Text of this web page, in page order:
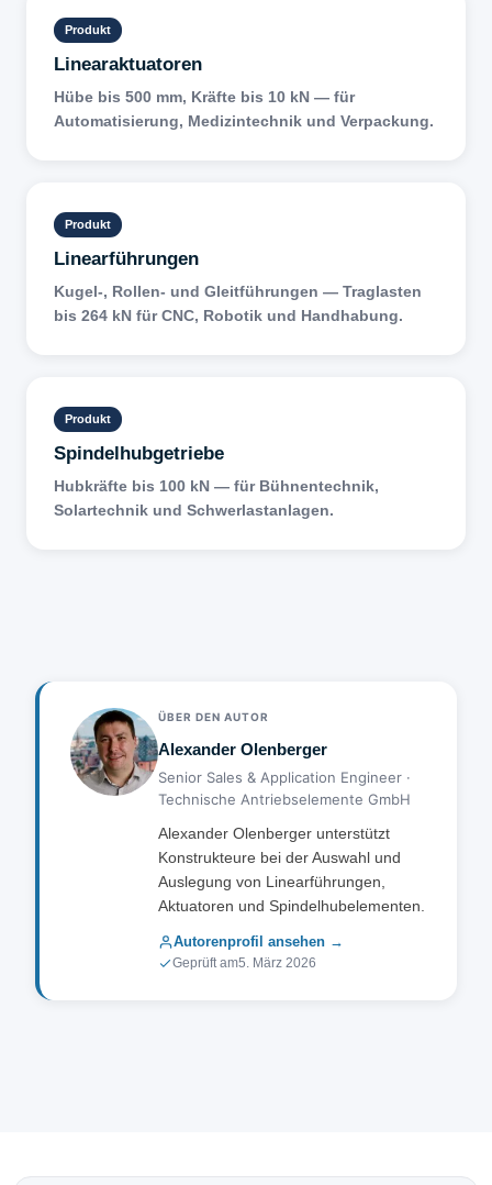
Produkt
Linearaktuatoren
Hübe bis 500 mm, Kräfte bis 10 kN — für
Automatisierung, Medizintechnik und Verpackung.
Produkt
Linearführungen
Kugel-, Rollen- und Gleitführungen — Traglasten
bis 264 kN für CNC, Robotik und Handhabung.
Produkt
Spindelhubgetriebe
Hubkräfte bis 100 kN — für Bühnentechnik,
Solartechnik und Schwerlastanlagen.
ÜBER DEN AUTOR
Alexander Olenberger
Senior Sales & Application Engineer ·
Technische Antriebselemente GmbH
Alexander Olenberger unterstützt
Konstrukteure bei der Auswahl und
Auslegung von Linearführungen,
Aktuatoren und Spindelhubelementen.
Autorenprofil ansehen →
Geprüft am5. März 2026